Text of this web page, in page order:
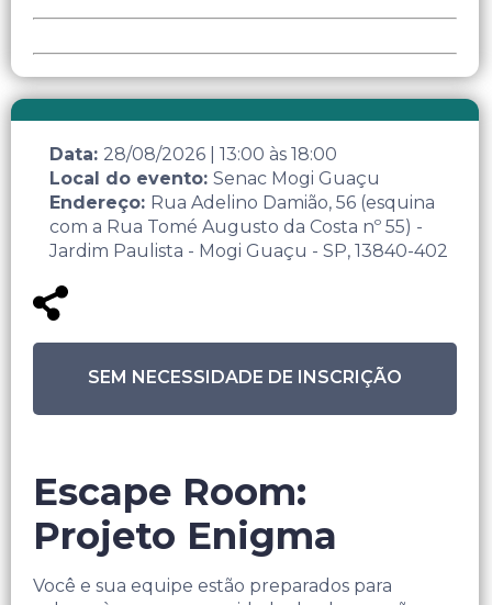
Data: 28/08/2026 13:00 às 18:00
Local do evento: Senac Mogi Guaçu
Endereço: Rua Adelino Damião, 56 (esquina
com a Rua Tomé Augusto da Costa nº 55) -
Jardim Paulista - Mogi Guaçu - SP, 13840-402
SEM NECESSIDADE DE INSCRIÇÃO
Escape Room:
Projeto Enigma
Você e sua equipe estão preparados para